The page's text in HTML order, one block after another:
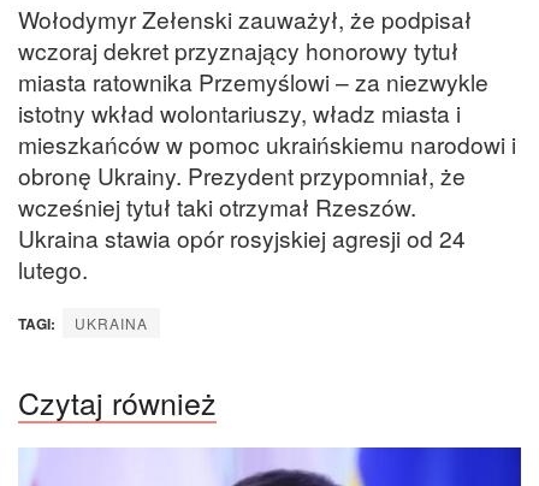
Wołodymyr Zełenski zauważył, że podpisał
wczoraj dekret przyznający honorowy tytuł
miasta ratownika Przemyślowi – za niezwykle
istotny wkład wolontariuszy, władz miasta i
mieszkańców w pomoc ukraińskiemu narodowi i
obronę Ukrainy. Prezydent przypomniał, że
wcześniej tytuł taki otrzymał Rzeszów.
Ukraina stawia opór rosyjskiej agresji od 24
lutego.
TAGI: UKRAINA
Czytaj również